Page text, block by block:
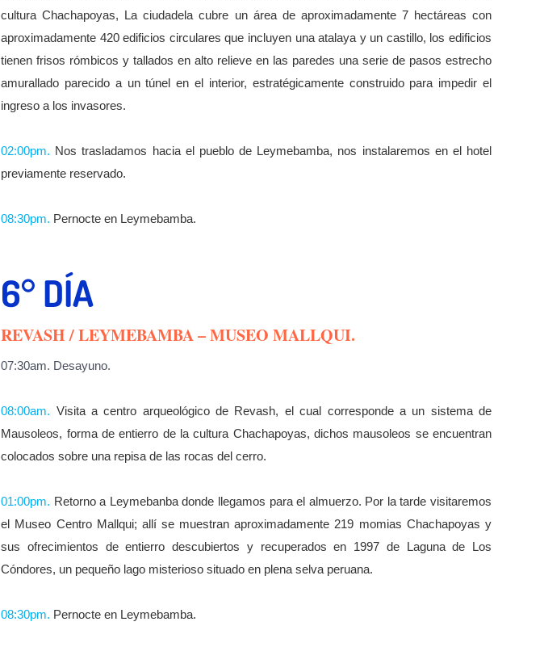
cultura Chachapoyas, La ciudadela cubre un área de aproximadamente 7 hectáreas con
aproximadamente 420 edificios circulares que incluyen una atalaya y un castillo, los edificios
tienen frisos rómbicos y tallados en alto relieve en las paredes una serie de pasos estrecho
amurallado parecido a un túnel en el interior, estratégicamente construido para impedir el
ingreso a los invasores.
02:00pm. Nos trasladamos hacia el pueblo de Leymebamba, nos instalaremos en el hotel
previamente reservado.
08:30pm. Pernocte en Leymebamba.
6° DÍA
REVASH / LEYMEBAMBA – MUSEO MALLQUI.
07:30am. Desayuno.
08:00am. Visita a centro arqueológico de Revash, el cual corresponde a un sistema de
Mausoleos, forma de entierro de la cultura Chachapoyas, dichos mausoleos se encuentran
colocados sobre una repisa de las rocas del cerro.
01:00pm. Retorno a Leymebanba donde llegamos para el almuerzo. Por la tarde visitaremos
el Museo Centro Mallqui; allí se muestran aproximadamente 219 momias Chachapoyas y
sus ofrecimientos de entierro descubiertos y recuperados en 1997 de Laguna de Los
Cóndores, un pequeño lago misterioso situado en plena selva peruana.
08:30pm. Pernocte en Leymebamba.